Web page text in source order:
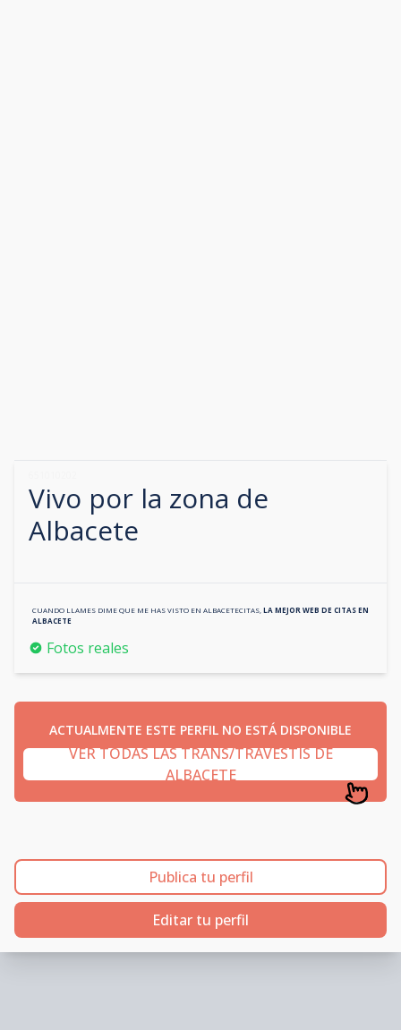
Vivo por la zona de
Albacete
CUANDO LLAMES DIME QUE ME HAS VISTO EN ALBACETECITAS LA MEJOR WEB DE CITAS EN
ALBACETE
Fotos reales
ACTUALMENTE ESTE PERFIL NO ESTÁ DISPONIBLE
VER TODAS LAS TRANS/TRAVESTIS DE
ALBACETE
Publica tu perfil
Editar tu perfil